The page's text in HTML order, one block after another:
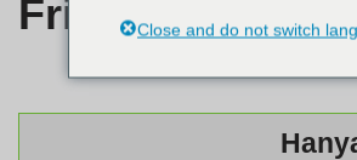
Friendfinderx
Close and do not switch